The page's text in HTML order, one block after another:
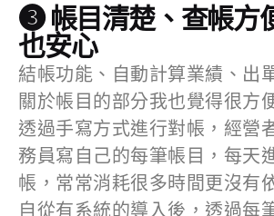
❸ 帳目清楚、查帳方
也安心
結帳功能、自動計算業績、出
關於帳目的部分我也覺得很方
透過手寫方式進行對帳，經營
務員寫自己的每筆帳目，每天
帳，常常消耗很多時間更沒有
自從有系統的導入後，透過每